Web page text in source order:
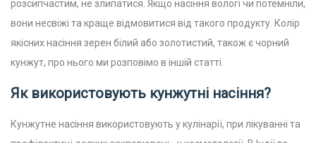
розсипчастим, не злипатися. Якщо насіння вологі чи потемніли,
вони несвіжі та краще відмовитися від такого продукту. Колір
якісних насіння зерен білий або золотистий, також є чорний
кунжут, про нього ми розповімо в іншій статті.
Як використовують кунжутні насіння?
Кунжутне насіння використовують у кулінарії, при лікуванні та